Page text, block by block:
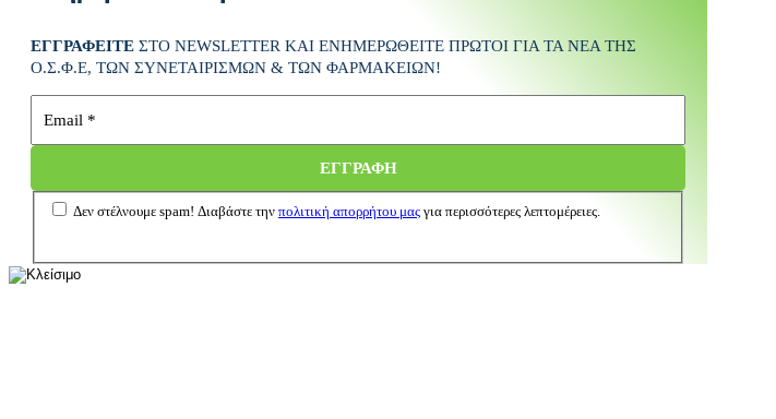
ΕΓΓΡΑΦΕΙΤΕ ΣΤΟ NEWSLETTER ΚΑΙ ΕΝΗΜΕΡΩΘΕΙΤΕ ΠΡΩΤΟΙ ΓΙΑ ΤΑ ΝΕΑ ΤΗΣ
Ο.Σ.Φ.Ε, ΤΩΝ ΣΥΝΕΤΑΙΡΙΣΜΩΝ & ΤΩΝ ΦΑΡΜΑΚΕΙΩΝ!
Δεν στέλνουμε spam! Διαβάστε την πολιτική απορρήτου μας για περισσότερες λεπτομέρειες.